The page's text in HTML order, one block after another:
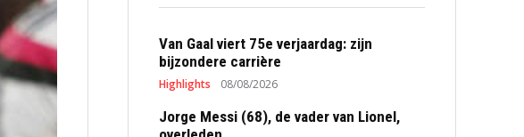
Van Gaal viert 75e verjaardag: zijn
bijzondere carrière
Highlights 08/08/2026
Jorge Messi (68), de vader van Lionel,